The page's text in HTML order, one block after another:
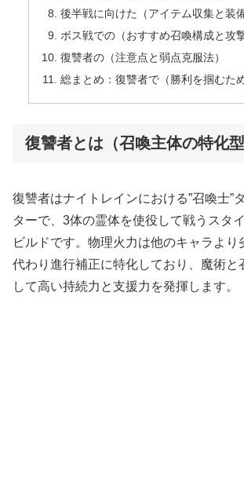
後半戦に向けた（アイテム収集と装
ボス戦での（おすすめ召喚構成と攻
復讐者の（注意点と弱点克服法）
総まとめ：復讐者で（勝利を掴むた
復讐者とは（召喚主体の特化型
復讐者はナイトレインにおける”召喚士”
ターで、3体の霊体を使役して戦うスタ
ビルドです。物理火力は他のキャラより
代わり進行補正に特化しており、魔術と
して高い持続力と支援力を発揮します。